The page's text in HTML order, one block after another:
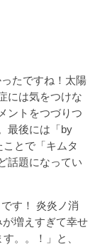
たですね！太陽
には気をつけな
ントをつづりつ
最後には「by
とで「キムタ
話題になってい
す！ 炎炎ノ消
増えすぎて幸せ
。。！」と、